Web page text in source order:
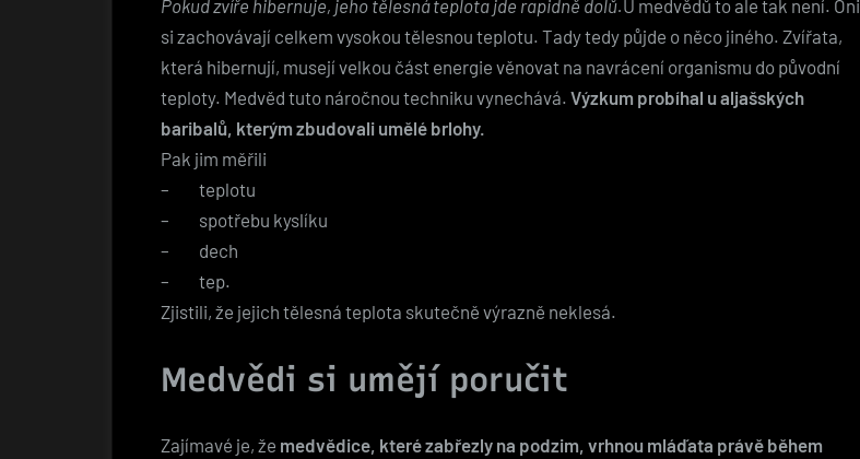
Pokud zvíře hibernuje, jeho tělesná teplota jde rapidně dolů.U medvědů to ale tak není. Oni
si zachovávají celkem vysokou tělesnou teplotu. Tady tedy půjde o něco jiného. Zvířata,
která hibernují, musejí velkou část energie věnovat na navrácení organismu do původní
teploty. Medvěd tuto náročnou techniku vynechává. Výzkum probíhal u aljašských
baribalů, kterým zbudovali umělé brlohy.
Pak jim měřili
– teplotu
– spotřebu kyslíku
– dech
– tep.
Zjistili, že jejich tělesná teplota skutečně výrazně neklesá.
Medvědi si umějí poručit
Zajímavé je, že medvědice, které zabřezly na podzim, vrhnou mláďata právě během